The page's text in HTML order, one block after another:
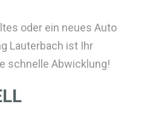
oder ein neues Auto
Lauterbach ist Ihr
schnelle Abwicklung!